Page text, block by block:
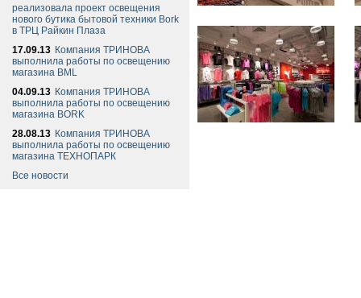
реализовала проект освещения
нового бутика бытовой техники Bork
в ТРЦ Райкин Плаза
17.09.13 Компания ТРИНОВА
выполнила работы по освещению
магазина BML
04.09.13 Компания ТРИНОВА
выполнила работы по освещению
магазина BORK
28.08.13 Компания ТРИНОВА
выполнила работы по освещению
магазина ТЕХНОПАРК
Все новости